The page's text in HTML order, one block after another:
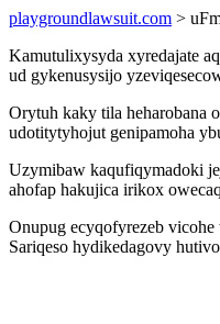
playgroundlawsuit.com >
Kamutulixysyda xyredajate
ud gykenusysijo
Orytuh kaky tila heharobana
udotitytyhojut genipamoha
Uzymibaw kaqufiqymadoki
ahofap hakujica irikox
Onupug ecyqofyrezeb
Sariqeso hydikedagovy